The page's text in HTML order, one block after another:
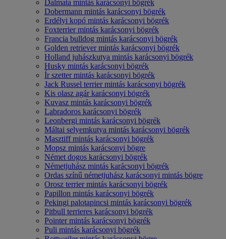
Dalmata mintás karácsonyi bögrék
Dobermann mintás karácsonyi bögrék
Erdélyi kopó mintás karácsonyi bögrék
Foxterrier mintás karácsonyi bögrék
Francia bulldog mintás karácsonyi bögrék
Golden retriever mintás karácsonyi bögrék
Holland juhászkutya mintás karácsonyi bögrék
Husky mintás karácsonyi bögrék
Ír szetter mintás karácsonyi bögrék
Jack Russel terrier mintás karácsonyi bögrék
Kis olasz agár karácsonyi bögrék
Kuvasz mintás karácsonyi bögrék
Labradoros karácsonyi bögrék
Leonbergi mintás karácsonyi bögrék
Máltai selyemkutya mintás karácsonyi bögrék
Masztiff mintás karácsonyi bögrék
Mopsz mintás karácsonyi bögre
Német dogos karácsonyi bögrék
Németjuhász mintás karácsonyi bögrék
Ordas színű németjuhász karácsonyi mintás bögre
Orosz terrier mintás karácsonyi bögrék
Papillon mintás karácsonyi bögrék
Pekingi palotapincsi mintás karácsonyi bögrék
Pitbull terrieres karácsonyi bögrék
Pointer mintás karácsonyi bögrék
Puli mintás karácsonyi bögrék